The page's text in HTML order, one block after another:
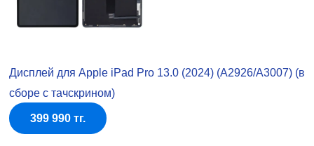
Дисплей для Apple iPad Pro 13.0 (2024) (A2926/A3007) (в
сборе с тачскрином)
399 990 тг.